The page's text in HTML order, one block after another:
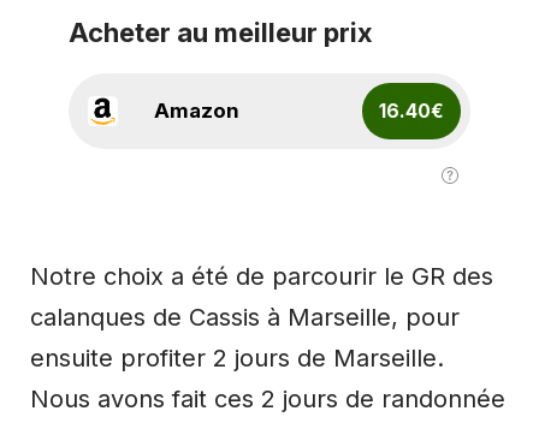
Acheter au meilleur prix
Amazon 16.40€
Notre choix a été de parcourir le GR des
calanques de Cassis à Marseille, pour
ensuite profiter 2 jours de Marseille.
Nous avons fait ces 2 jours de randonnée